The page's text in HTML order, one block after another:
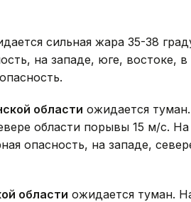
сильная жара 35-38
на западе, юге, востоке, в
области ожидается
области порывы 15 м/с. На
опасность, на западе,
области ожидается туман.